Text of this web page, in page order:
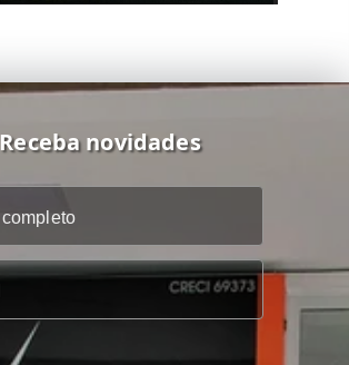
Receba novidades